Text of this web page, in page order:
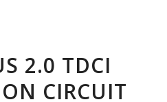
2.0 TDCI
CIRCUIT